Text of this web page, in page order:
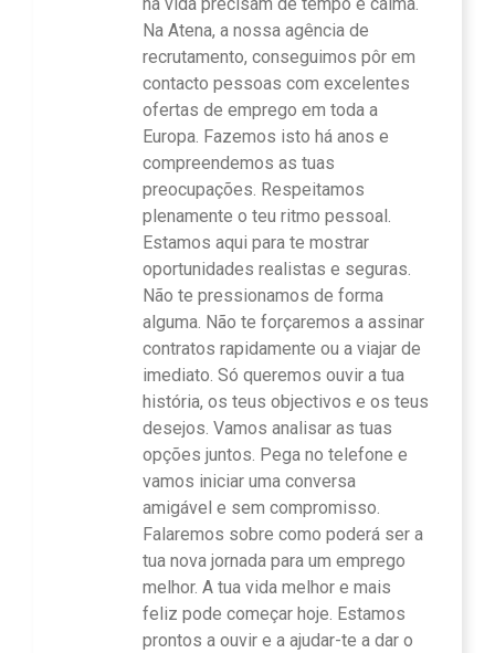
Na Atena, a nossa agência de
recrutamento, conseguimos pôr em
contacto pessoas com excelentes
ofertas de emprego em toda a
Europa. Fazemos isto há anos e
compreendemos as tuas
preocupações. Respeitamos
plenamente o teu ritmo pessoal.
Estamos aqui para te mostrar
oportunidades realistas e seguras.
Não te pressionamos de forma
alguma. Não te forçaremos a assinar
contratos rapidamente ou a viajar de
imediato. Só queremos ouvir a tua
história, os teus objectivos e os teus
desejos. Vamos analisar as tuas
opções juntos. Pega no telefone e
vamos iniciar uma conversa
amigável e sem compromisso.
Falaremos sobre como poderá ser a
tua nova jornada para um emprego
melhor. A tua vida melhor e mais
feliz pode começar hoje. Estamos
prontos a ouvir e a ajudar-te a dar o